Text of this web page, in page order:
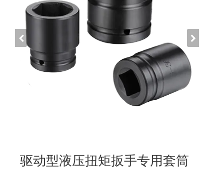
驱动型液压扭矩扳手专用套筒